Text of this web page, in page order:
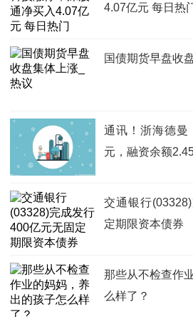
4.07亿元 每日热
国债期货早盘收
通讯！浙海德曼
元，融资余额
交通银行
定期限资本债券
那些从不检查作
么样了？